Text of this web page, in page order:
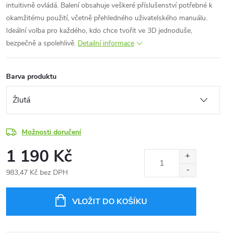
intuitivně ovládá. Balení obsahuje veškeré příslušenství potřebné k
okamžitému použití, včetně přehledného uživatelského manuálu.
Ideální volba pro každého, kdo chce tvořit ve 3D jednoduše,
bezpečně a spolehlivě. Detailní informace
Barva produktu
Možnosti doručení
1 190 Kč
983,47 Kč bez DPH
VLOŽIT DO KOŠÍKU